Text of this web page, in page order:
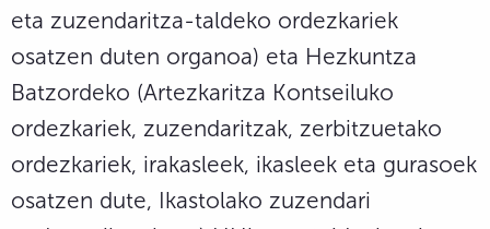
eta zuzendaritza-taldeko ordezkariek
osatzen duten organoa) eta Hezkuntza
Batzordeko (Artezkaritza Kontseiluko
ordezkariek, zuzendaritzak, zerbitzuetako
ordezkariek, irakasleek, ikasleek eta gurasoek
osatzen dute, Ikastolako zuzendari